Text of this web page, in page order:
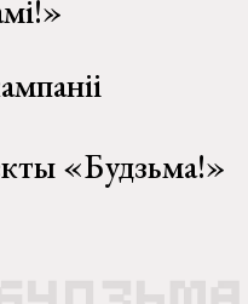
«Будзьма!»